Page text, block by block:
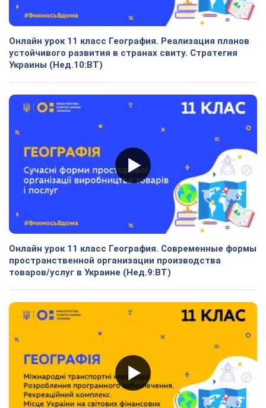
Онлайн урок 11 класс География. Реализация планов
устойчивого развития в странах свиту. Стратегия
Украины (Нед.10:ВТ)
Онлайн урок 11 класс География. Современные формы
пространственной организации производства
товаров/услуг в Украине (Нед.9:ВТ)